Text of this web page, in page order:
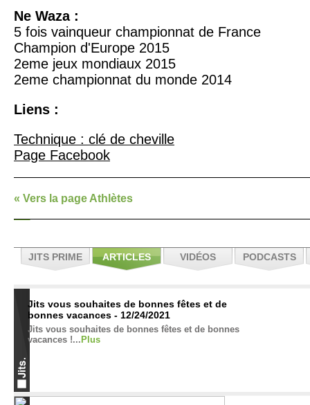
Ne Waza :
5 fois vainqueur championnat de France
Champion d'Europe 2015
2eme jeux mondiaux 2015
2eme championnat du monde 2014
Liens :
Technique : clé de cheville
Page Facebook
« Vers la page Athlètes
JITS PRIME ARTICLES VIDÉOS PODCASTS
Jits vous souhaites de bonnes fêtes et de
bonnes vacances - 12/24/2021
Jits vous souhaites de bonnes fêtes et de bonnes
vacances !... Plus